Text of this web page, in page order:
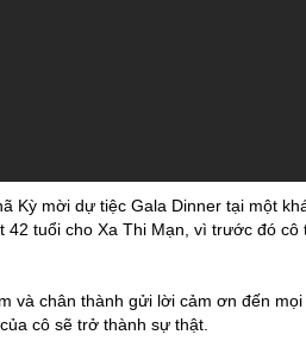
Kỳ mời dự tiệc Gala Dinner tại một
tuổi cho Xa Thi Mạn, vì trước đó
và chân thành gửi lời cảm ơn đến
cô sẽ trở thành sự thật.